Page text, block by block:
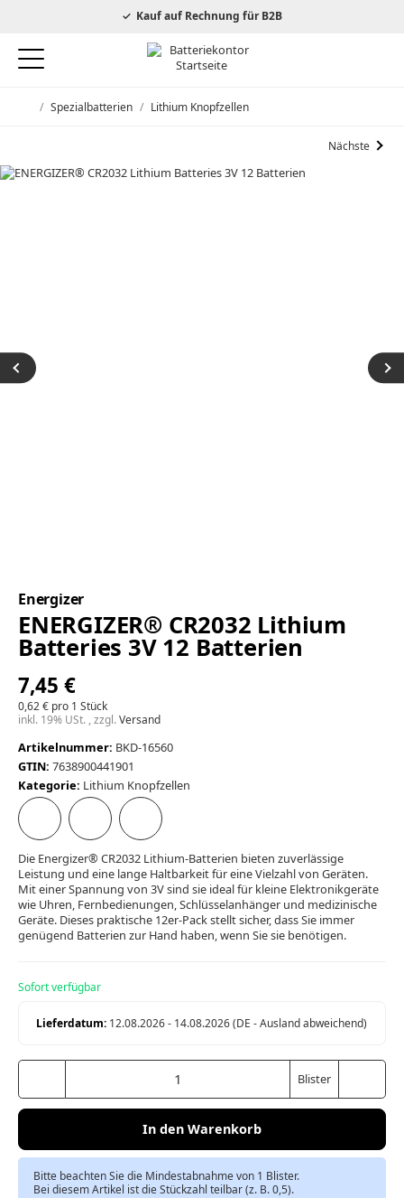
autorisierter Energizer HändlerKauf auf Rechnung für B2B
/ Spezialbatterien / Lithium Knopfzellen
Nächste
Energizer
ENERGIZER® CR2032 Lithium
Batteries 3V 12 Batterien
7,45 €
0,62 € pro 1 Stück
inkl. 19% USt. , zzgl.Versand
Artikelnummer: BKD-16560
GTIN: 7638900441901
Kategorie: Lithium Knopfzellen
Die Energizer® CR2032 Lithium-Batterien bieten zuverlässige
Leistung und eine lange Haltbarkeit für eine Vielzahl von Geräten.
Mit einer Spannung von 3V sind sie ideal für kleine Elektronikgeräte
wie Uhren, Fernbedienungen, Schlüsselanhänger und medizinische
Geräte. Dieses praktische 12er-Pack stellt sicher, dass Sie immer
genügend Batterien zur Hand haben, wenn Sie sie benötigen.
Sofort verfügbar
Lieferdatum: 12.08.2026 - 14.08.2026(DE - Ausland abweichend)
Blister
In den Warenkorb
Bitte beachten Sie die Mindestabnahme von 1 Blister.
Bei diesem Artikel ist die Stückzahl teilbar (z. B. 0,5).